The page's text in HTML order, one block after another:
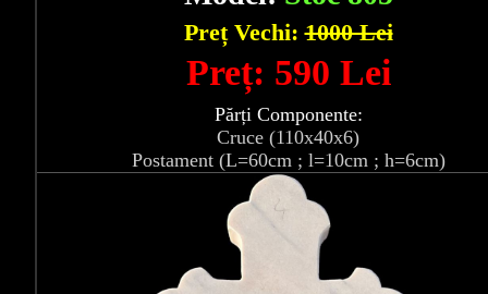
Preț Vechi:1000 Lei
Preț: 590 Lei
Părți Componente:
Cruce (110x40x6)
Postament (L=60cm ; l=10cm ; h=6cm)